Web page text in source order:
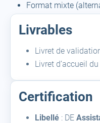
Format mixte
Livrables
Livret de
Livret d’accueil
Certification
Libellé : DE